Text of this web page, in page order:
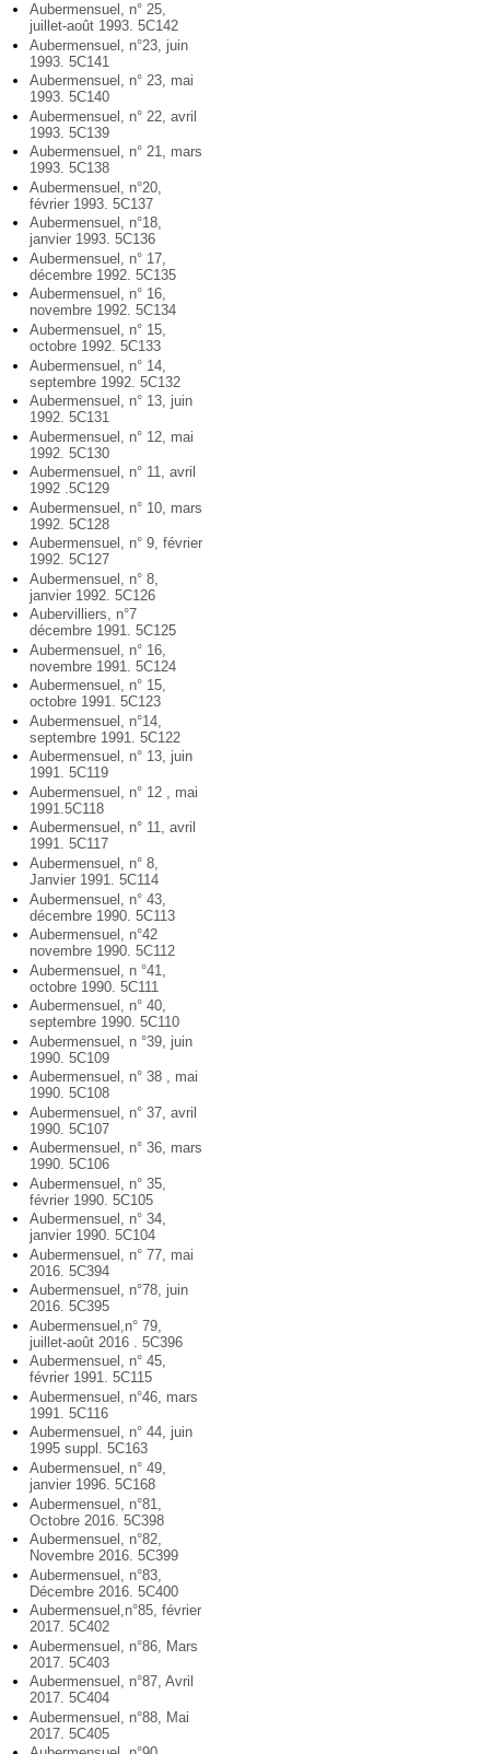
Aubermensuel, n° 25,
juillet-août 1993. 5C142
Aubermensuel, n°23, juin
1993. 5C141
Aubermensuel, n° 23, mai
1993. 5C140
Aubermensuel, n° 22, avril
1993. 5C139
Aubermensuel, n° 21, mars
1993. 5C138
Aubermensuel, n°20,
février 1993. 5C137
Aubermensuel, n°18,
janvier 1993. 5C136
Aubermensuel, n° 17,
décembre 1992. 5C135
Aubermensuel, n° 16,
novembre 1992. 5C134
Aubermensuel, n° 15,
octobre 1992. 5C133
Aubermensuel, n° 14,
septembre 1992. 5C132
Aubermensuel, n° 13, juin
1992. 5C131
Aubermensuel, n° 12, mai
1992. 5C130
Aubermensuel, n° 11, avril
1992 .5C129
Aubermensuel, n° 10, mars
1992. 5C128
Aubermensuel, n° 9, février
1992. 5C127
Aubermensuel, n° 8,
janvier 1992. 5C126
Aubervilliers, n°7
décembre 1991. 5C125
Aubermensuel, n° 16,
novembre 1991. 5C124
Aubermensuel, n° 15,
octobre 1991. 5C123
Aubermensuel, n°14,
septembre 1991. 5C122
Aubermensuel, n° 13, juin
1991. 5C119
Aubermensuel, n° 12 , mai
1991.5C118
Aubermensuel, n° 11, avril
1991. 5C117
Aubermensuel, n° 8,
Janvier 1991. 5C114
Aubermensuel, n° 43,
décembre 1990. 5C113
Aubermensuel, n°42
novembre 1990. 5C112
Aubermensuel, n °41,
octobre 1990. 5C111
Aubermensuel, n° 40,
septembre 1990. 5C110
Aubermensuel, n °39, juin
1990. 5C109
Aubermensuel, n° 38 , mai
1990. 5C108
Aubermensuel, n° 37, avril
1990. 5C107
Aubermensuel, n° 36, mars
1990. 5C106
Aubermensuel, n° 35,
février 1990. 5C105
Aubermensuel, n° 34,
janvier 1990. 5C104
Aubermensuel, n° 77, mai
2016. 5C394
Aubermensuel, n°78, juin
2016. 5C395
Aubermensuel,n° 79,
juillet-août 2016 . 5C396
Aubermensuel, n° 45,
février 1991. 5C115
Aubermensuel, n°46, mars
1991. 5C116
Aubermensuel, n° 44, juin
1995 suppl. 5C163
Aubermensuel, n° 49,
janvier 1996. 5C168
Aubermensuel, n°81,
Octobre 2016. 5C398
Aubermensuel, n°82,
Novembre 2016. 5C399
Aubermensuel, n°83,
Décembre 2016. 5C400
Aubermensuel,n°85, février
2017. 5C402
Aubermensuel, n°86, Mars
2017. 5C403
Aubermensuel, n°87, Avril
2017. 5C404
Aubermensuel, n°88, Mai
2017. 5C405